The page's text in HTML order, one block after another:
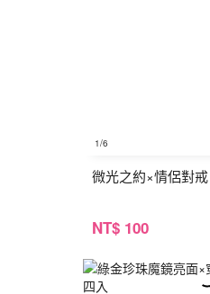
1/6
微光之約×情侶對戒
NT$ 100